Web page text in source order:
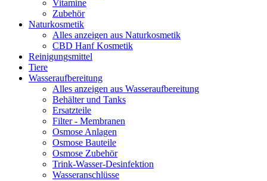
Vitamine
Zubehör
Naturkosmetik
Alles anzeigen aus Naturkosmetik
CBD Hanf Kosmetik
Reinigungsmittel
Tiere
Wasseraufbereitung
Alles anzeigen aus Wasseraufbereitung
Behälter und Tanks
Ersatzteile
Filter - Membranen
Osmose Anlagen
Osmose Bauteile
Osmose Zubehör
Trink-Wasser-Desinfektion
Wasseranschlüsse